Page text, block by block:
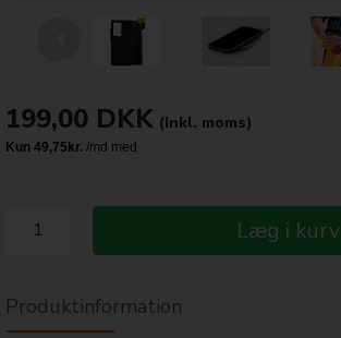
199,00 DKK (Inkl. moms)
Læg i kurv
Produktinformation